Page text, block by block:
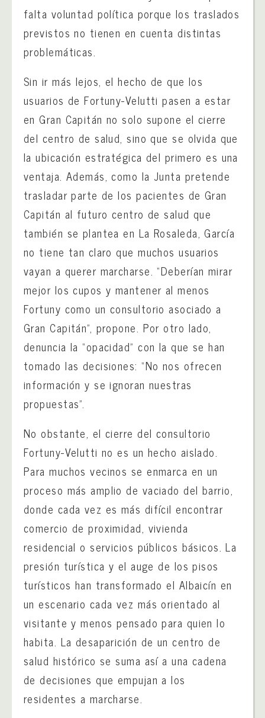
falta voluntad política porque los traslados
previstos no tienen en cuenta distintas
problemáticas.
Sin ir más lejos, el hecho de que los
usuarios de Fortuny-Velutti pasen a estar
en Gran Capitán no solo supone el cierre
del centro de salud, sino que se olvida que
la ubicación estratégica del primero es una
ventaja. Además, como la Junta pretende
trasladar parte de los pacientes de Gran
Capitán al futuro centro de salud que
también se plantea en La Rosaleda, García
no tiene tan claro que muchos usuarios
vayan a querer marcharse. “Deberían mirar
mejor los cupos y mantener al menos
Fortuny como un consultorio asociado a
Gran Capitán”, propone. Por otro lado,
denuncia la “opacidad” con la que se han
tomado las decisiones: “No nos ofrecen
información y se ignoran nuestras
propuestas”.
No obstante, el cierre del consultorio
Fortuny-Velutti no es un hecho aislado.
Para muchos vecinos se enmarca en un
proceso más amplio de vaciado del barrio,
donde cada vez es más difícil encontrar
comercio de proximidad, vivienda
residencial o servicios públicos básicos. La
presión turística y el auge de los pisos
turísticos han transformado el Albaicín en
un escenario cada vez más orientado al
visitante y menos pensado para quien lo
habita. La desaparición de un centro de
salud histórico se suma así a una cadena
de decisiones que empujan a los
residentes a marcharse.